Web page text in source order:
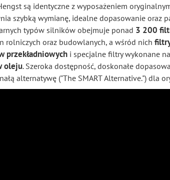
są identyczne z wyposażeniem
szybką wymianę, idealne dopasowanie oraz
typów silników obejmuje ponad 3 200
rolniczych oraz budowlanych, a wśród nich
przekładniowych i specjalne filtry wykonane
oleju. Szeroka dostępność, doskonałe
alternatywę ("The SMART Alternative.") dla